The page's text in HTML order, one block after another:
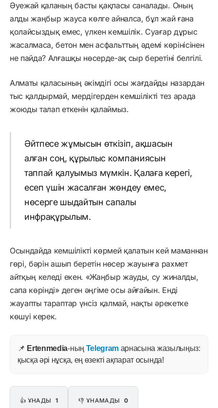
Әуежай қаланың басты қақпасы саналады. Оның
алды жаңбыр жауса көлге айналса, бұл жай ғана
қолайсыздық емес, үлкен кемшілік. Суағар дұрыс
жасалмаса, бетон мен асфальттың әдемі көрінісінен
не пайда? Алғашқы нөсерде-ақ сыр беретіні белгілі.
Алматы қаласының әкімдігі осы жағдайды назардан
тыс қалдырмай, мердігерден кемшілікті тез арада
жоюды талап еткенін қалаймыз.
Әйтпесе жұмысын өткізіп, ақшасын
алған соң, құрылыс компаниясын
таппай қалуымыз мүмкін. Қалаға керегі,
есеп үшін жасалған жөндеу емес,
нөсерге шыдайтын сапалы
инфрақұрылым.
Осындайда кемшілікті көрмей қалатын кей маманнан
гөрі, бәрін ашып беретін нөсер жауынға рахмет
айтқың келеді екен. «Жаңбыр жауды, су жиналды,
сапа көрінді» деген әңгіме осы айғайын. Енді
жауапты тараптар үнсіз қалмай, нақты әрекетке
көшуі керек.
📌 Ertenmedia-ның Telegram арнасына жазылыңыз:
қысқа әрі нұсқа, ең өзекті ақпарат осында!
👍 ҰНАДЫ 1 👎 ҰНАМАДЫ 0